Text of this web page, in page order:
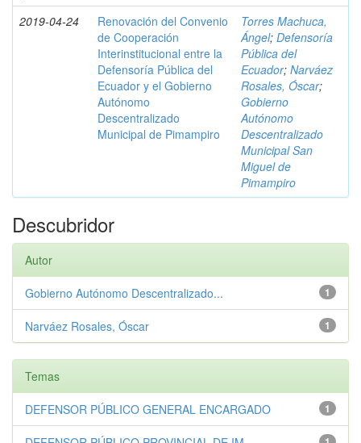
2019-04-24
Renovación del Convenio
de Cooperación
Interinstitucional entre la
Defensoría Pública del
Ecuador y el Gobierno
Autónomo
Descentralizado
Municipal de Pimampiro
Torres Machuca,
Ángel; Defensoría
Pública del
Ecuador; Narváez
Rosales, Óscar;
Gobierno
Autónomo
Descentralizado
Municipal San
Miguel de
Pimampiro
Descubridor
Autor
1
Gobierno Autónomo Descentralizado...
1
Narváez Rosales, Óscar
Temas
1
DEFENSOR PÚBLICO GENERAL ENCARGADO